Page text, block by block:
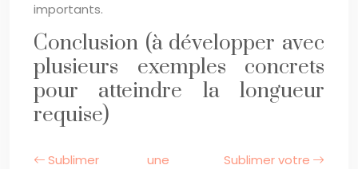
importants.
Conclusion (à développer avec
plusieurs exemples concrets
pour atteindre la longueur
requise)
Sublimer une
Sublimer votre